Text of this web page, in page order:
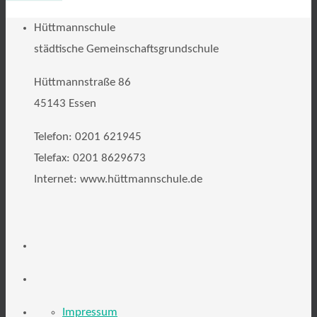
Hüttmannschule
städtische Gemeinschaftsgrundschule
Hüttmannstraße 86
45143 Essen
Telefon: 0201 621945
Telefax: 0201 8629673
Internet: www.hüttmannschule.de
Impressum